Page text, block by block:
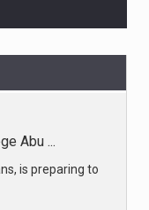
Abu ...
is preparing to